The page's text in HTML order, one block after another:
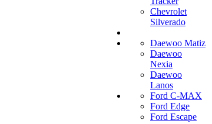
Chevrolet
Silverado
Daewoo Matiz
Daewoo
Nexia
Daewoo
Lanos
Ford C-MAX
Ford Edge
Ford Escape